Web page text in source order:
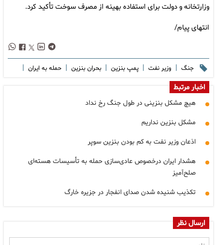
وزارتخانه و دولت برای استفاده بهینه از مصرف سوخت تأکید کرد.
انتهای پیام/
جنگ | وزیر نفت | پمپ بنزین | بحران بنزین | حمله به ایران |
اخبار مرتبط
هیچ مشکل بنزینی در طول جنگ رخ نداد
مشکل بنزین نداریم
اذعان وزیر نفت به کم بودن بنزین سوپر
هشدار ایران درخصوص عادی‌سازی حمله به تأسیسات هسته‌ای
صلح‌آمیز
تکذیب شنیده شدن صدای انفجار در جزیره خارگ
ارسال نظر